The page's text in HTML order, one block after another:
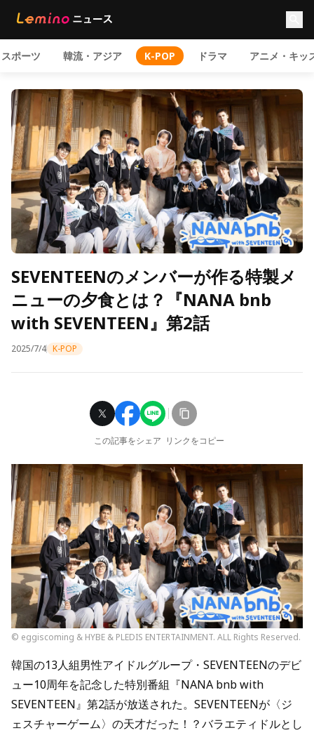
スポーツ 韓流・アジア K-POP ドラマ アニメ・キッ
SEVENTEENのメンバーが作る特製メ
ニューの夕食とは？『NANA bnb
with SEVENTEEN』第2話
2025/7/4 K-POP
この記事をシェア リンクをコピー
© eggiscoming & HYBE & PLEDIS ENTERTAINMENT. ALL Rights Reserved.
韓国の13人組男性アイドルグループ・SEVENTEENのデビ
ュー10周年を記念した特別番組『NANA bnb with
SEVENTEEN』第2話が放送された。SEVENTEENが〈ジ
ェスチャーゲーム〉の天才だった！？バラエティドルとし